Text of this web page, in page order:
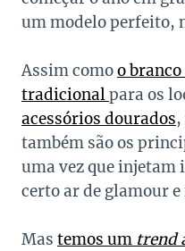
um modelo perfeito,
Assim comoo
tradicionalpara os
acessórios dourados
também são os
uma vez que injetam
certo ar de glamour
Mas temos um trend